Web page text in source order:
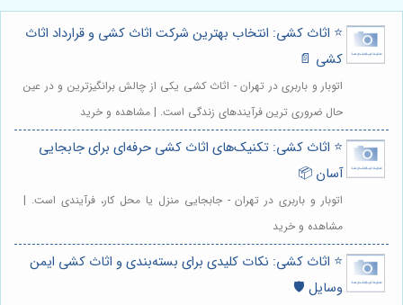
⭐️ اثاث کشی: انتخاب بهترین شرکت اثاث کشی و قرارداد اثاث
کشی 📄
اتوبار و باربری در تهران - اثاث کشی یکی از چالش برانگیزترین و در عین
حال ضروری ترین فرآیندهای زندگی است. | مشاهده و خرید
⭐️ اثاث کشی: تکنیک‌های اثاث کشی حرفه‌ای برای جابجایی
آسان 📦
اتوبار و باربری در تهران - جابجایی منزل یا محل کار، فرآیندی است. |
مشاهده و خرید
⭐️ اثاث کشی: نکات کلیدی برای بسته‌بندی و اثاث کشی ایمن
وسایل 🛡️